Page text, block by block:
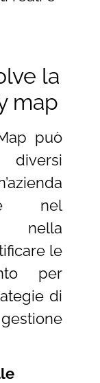
la
map
può
nel
le
per
di